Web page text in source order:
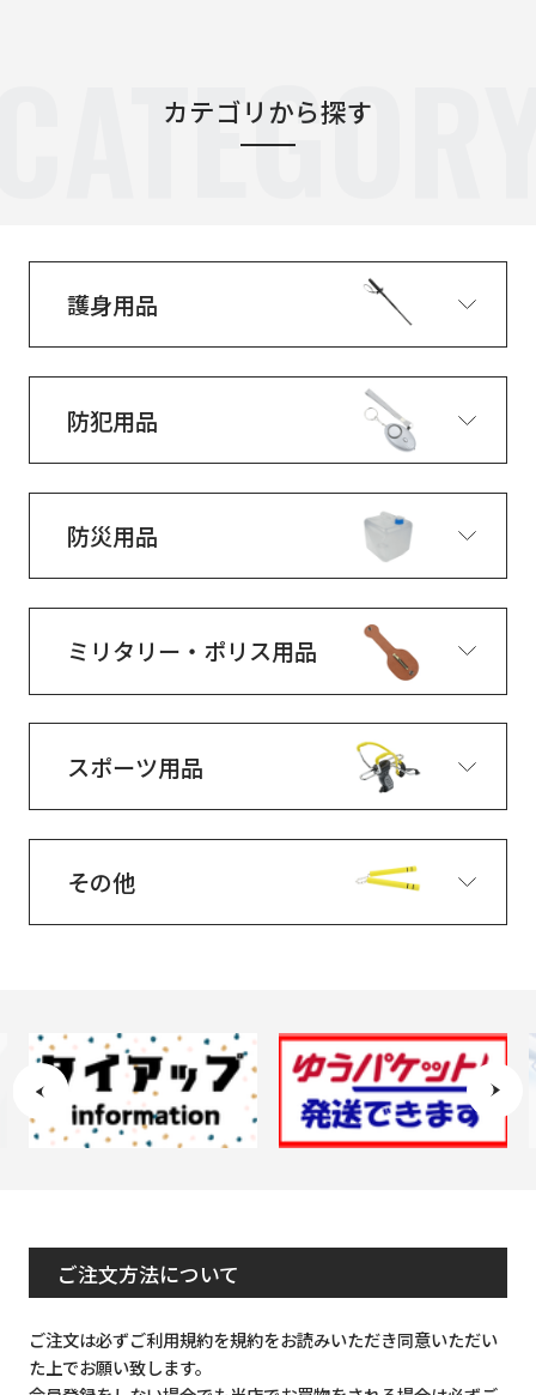
カテゴリから探す
護身用品
防犯用品
防災用品
ミリタリー・ポリス用品
スポーツ用品
その他
ご注文方法について
ご注文は必ずご利用規約を規約をお読みいただき同意いただい
た上でお願い致します。